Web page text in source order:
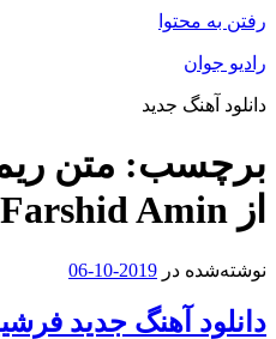
رفتن به محتوا
رادیو جوان
دانلود آهنگ جدید
برچسب:
از Farshid Amin
نوشته‌شده در 2019-10-06
دانلود آهنگ جدید